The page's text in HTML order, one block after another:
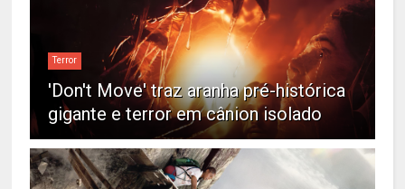
Terror
'Don't Move' traz aranha pré-histórica
gigante e terror em cânion isolado